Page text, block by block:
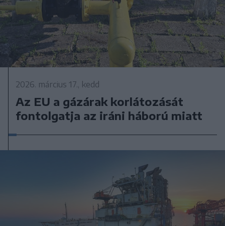
2026. március 17., kedd
Az EU a gázárak korlátozását
fontolgatja az iráni háború miatt